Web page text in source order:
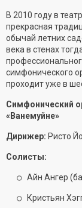
В 2010 году в
прекрасная
обычай летних
века в стенах
симфонического
проходит уже в
Симфонический
«Ванемуйне»
Дирижер: Ристо
Солисты:
Айн Ангер
Кристьян